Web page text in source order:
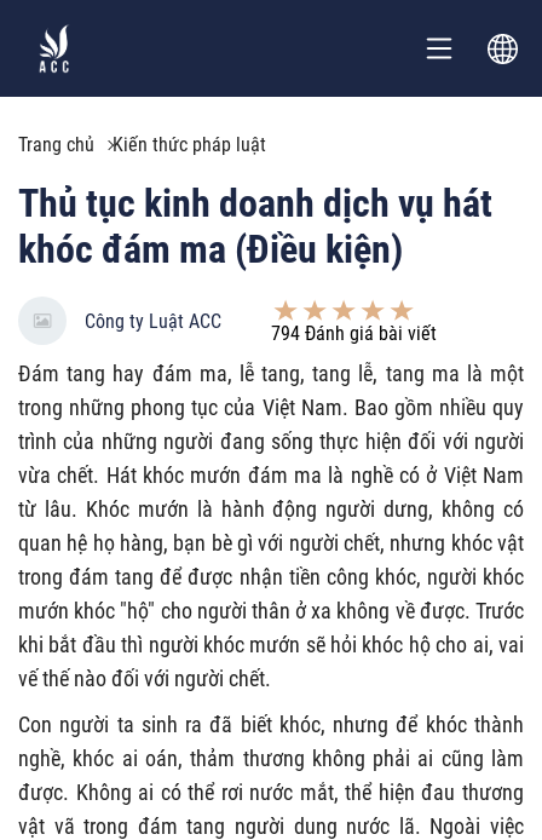
Trang chủ Kiến thức pháp luật
Thủ tục kinh doanh dịch vụ hát
khóc đám ma (Điều kiện)
Công ty Luật ACC
794 Đánh giá bài viết
Đám tang hay đám ma, lễ tang, tang lễ, tang ma là một
trong những phong tục của Việt Nam. Bao gồm nhiều quy
trình của những người đang sống thực hiện đối với người
vừa chết. Hát khóc mướn đám ma là nghề có ở Việt Nam
từ lâu. Khóc mướn là hành động người dưng, không có
quan hệ họ hàng, bạn bè gì với người chết, nhưng khóc vật
trong đám tang để được nhận tiền công khóc, người khóc
mướn khóc "hộ" cho người thân ở xa không về được. Trước
khi bắt đầu thì người khóc mướn sẽ hỏi khóc hộ cho ai, vai
vế thế nào đối với người chết.
Con người ta sinh ra đã biết khóc, nhưng để khóc thành
nghề, khóc ai oán, thảm thương không phải ai cũng làm
được. Không ai có thể rơi nước mắt, thể hiện đau thương
vật vã trong đám tang người dung nước lã. Ngoài việc